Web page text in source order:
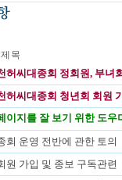
목
허씨대종회 정회원, 부녀
허씨대종회 청년회 회원
이지를 잘 보기 위한 도
회 운영 전반에 관한 토의
원 가입 및 종보 구독관련